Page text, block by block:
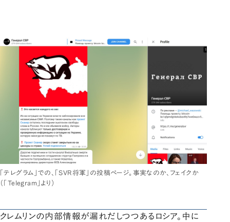
「テレグラム」での、「SVR将軍」の投稿ページ。事実なのか、フェイクか
（「Telegram」より）
クレムリンの内部情報が漏れだしつつあるロシア。中に